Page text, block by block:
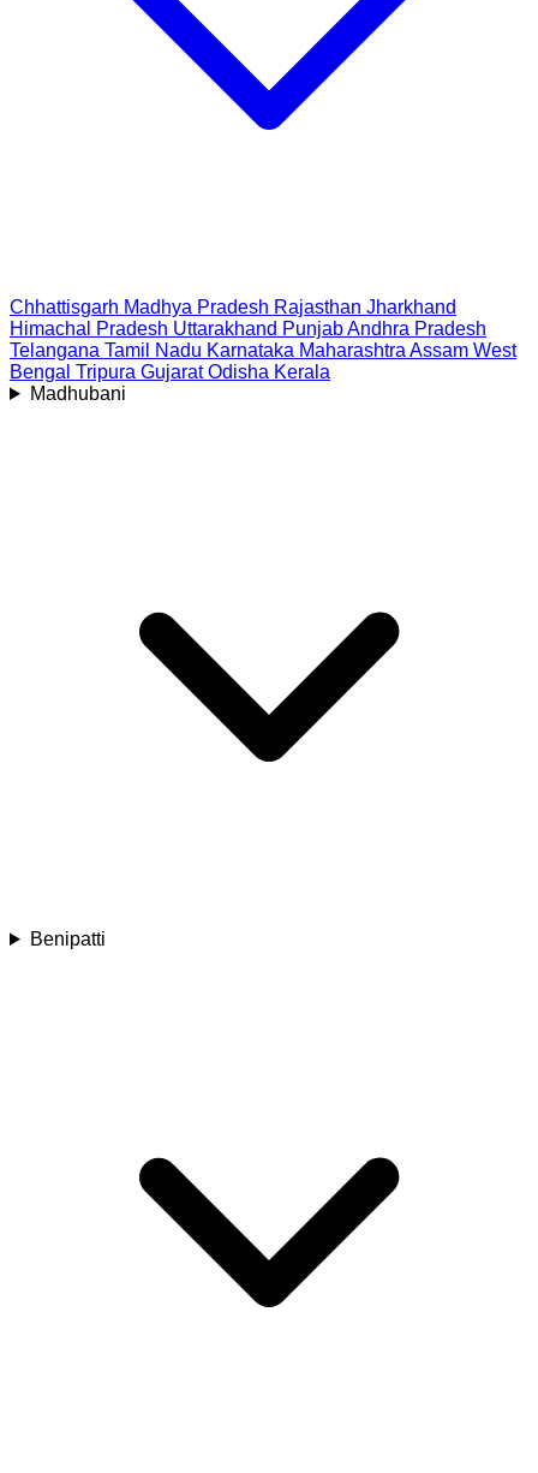
Chhattisgarh Madhya Pradesh Rajasthan Jharkhand
Himachal Pradesh Uttarakhand PunjabAndhra Pradesh
Telangana Tamil Nadu Karnataka Maharashtra Assam West
Bengal Tripura Gujarat Odisha Kerala
Madhubani
Benipatti